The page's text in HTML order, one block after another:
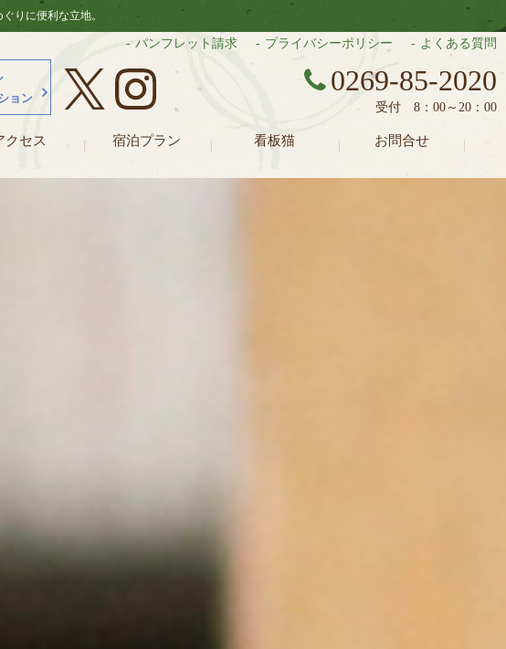
。生源泉の源泉かけ流し100%の温泉を満喫できる温泉
りに便利な立地。
ョン
0269-85-2020
受付 8：00～20：00
クセス 宿泊プラン 看板猫 お問合せ
パンフレット請求 プライバシーポリシー よくある質問